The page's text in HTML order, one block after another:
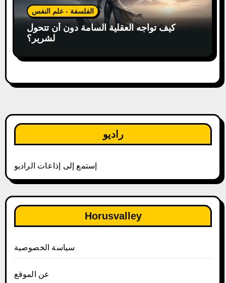
الفلسفة - علم النفس
كيف تواجه العقلية السامة دون أن تتحول
لشرير؟
راديو
إستمع إلى إذاعات الراديو
Horusvalley
سياسة الخصوصية
عن الموقع